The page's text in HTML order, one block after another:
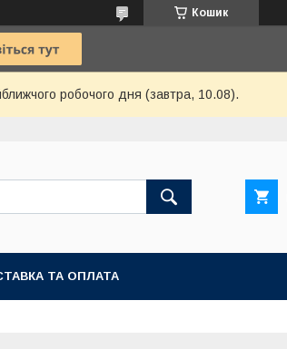
Кошик
робочого дня (завтра, 10.08).
ТА ОПЛАТА